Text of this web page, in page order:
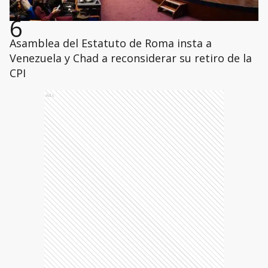
6
Asamblea del Estatuto de Roma insta a
Venezuela y Chad a reconsiderar su retiro de la
CPI
Ads